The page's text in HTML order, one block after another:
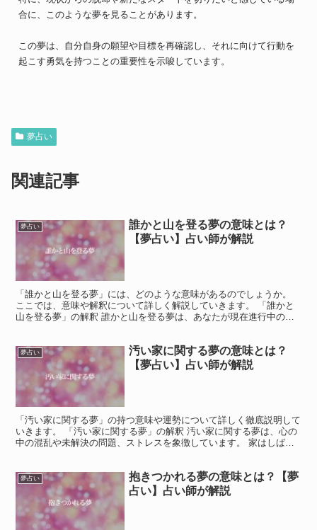
合に、このような夢を見ることがあります。
この夢は、自分自身の願望や目標を再確認し、それに向けて行動を
起こす勇気を持つことの重要性を示唆しています。
夢占い
関連記事
夢占い
誰かと山を登る夢の意味とは？
【夢占い】占い師が解説
「誰かと山を登る夢」には、どのような意味があるのでしょうか。
ここでは、意味や解釈について詳しく解説していきます。 「誰かと
山を登る夢」の解釈 誰かと山を登る夢は、あなたが現在進行中の挑
夢占い
汚い家に関する夢の意味とは？
【夢占い】占い師が解説
「汚い家に関する夢」の持つ意味や運勢について詳しく徹底説明して
いきます。 「汚い家に関する夢」の解釈 汚い家に関する夢は、心の
中の混乱や未解決の問題、ストレスを象徴しています。 家はしばし
夢占い
抱きつかれる夢の意味とは？【夢
占い】占い師が解説